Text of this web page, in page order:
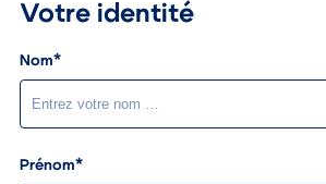
Votre identité
Nom*
Prénom*